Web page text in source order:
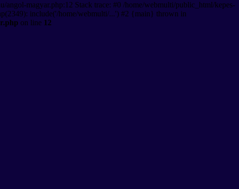
magyar.php:12 Stack trace: #0 /home/webmulti/public_html/kepes-
include('/home/webmulti/...') #2 {main} thrown in
on line 12